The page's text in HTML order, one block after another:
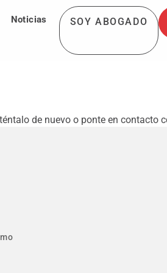
Noticias SOY ABOGADO
de nuevo o ponte en contacto